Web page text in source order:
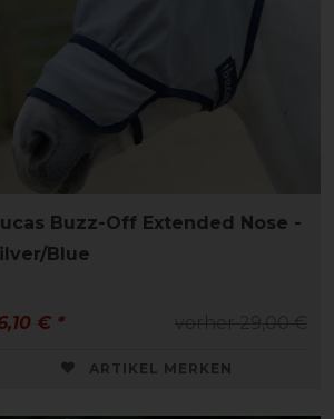
Buzz-Off Extended Nose -
Blue
€ *
ARTIKEL MERKEN